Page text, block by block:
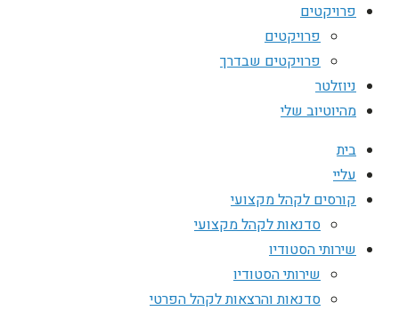
פרויקטים
פרויקטים
פרויקטים שבדרך
ניוזלטר
מהיוטיוב שלי
בית
עליי
קורסים לקהל מקצועי
סדנאות לקהל מקצועי
שירותי הסטודיו
שירותי הסטודיו
סדנאות והרצאות לקהל הפרטי